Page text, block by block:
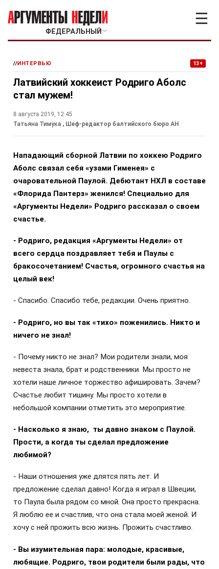
ФЕДЕРАЛЬНЫЙ ﹀
☰
//ИНТЕРВЬЮ 13+
Латвийский хоккеист Родриго Аболс
стал мужем!
8 августа 2019, 12:45
Татьяна Тимука , Шеф-редактор балтийского бюро АН
Нападающий сборной Латвии по хоккею Родриго
Аболс связал себя «узами Гименея» с
очаровательной Паулой. Дебютант НХЛ в составе
«Флорида Пантерз» женился! Специально для
«Аргументы Недели» Родриго рассказал о своем
счастье.
- Родриго, редакция «Аргументы Недели» от
всего сердца поздравляет тебя и Паулы с
бракосочетанием! Счастья, огромного счастья на
целый век!
- Спасибо. Спасибо тебе, редакции. Очень приятно.
- Родриго, но вы так «тихо» поженились. Никто и
ничего не знал!
- Почему никто не знал? Мои родители знали, моя
невеста знала, брат и родственники. Мы просто не
хотели наше личное торжество афишировать. Зачем?
Счастье любит тишину. Мы просто хотели в
небольшой компании отметить это мероприятие.
- Насколько я знаю, ты давно знаком с Паулой.
Прости, а когда ты сделал предложение
любимой?
- Наши отношения уже длятся пять лет. И
предложение сделал давно! Когда я играл в Швеции,
то Паула была рядом со мной. Она просто прекрасна.
Я люблю ее и счастлив, что она стала моей женой. И
хочу с ней прожить всю жизнь. Прожить счастливо.
- Вы изумительная пара: молодые, красивые,
любящие. Родриго, твои родители были рады, что